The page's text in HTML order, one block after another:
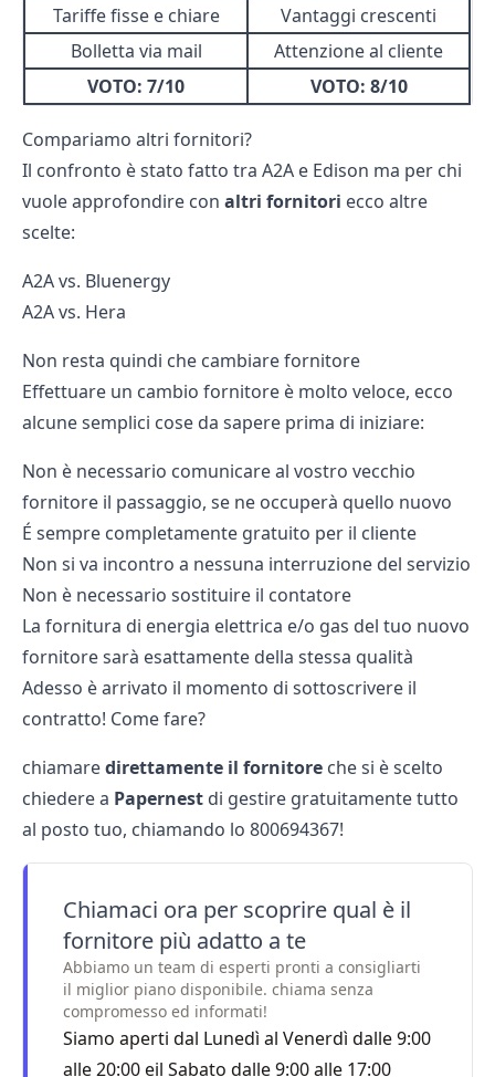
Tariffe fisse e chiare
Vantaggi crescenti
Bolletta via mail
Attenzione al cliente
VOTO: 7/10 VOTO: 8/10
Compariamo altri fornitori?
Il confronto è stato fatto tra A2A e Edison ma per chi
vuole approfondire con altri fornitori ecco altre
scelte:
A2A vs. Bluenergy
A2A vs. Hera
Non resta quindi che cambiare fornitore
Effettuare un cambio fornitore è molto veloce, ecco
alcune semplici cose da sapere prima di iniziare:
Non è necessario comunicare al vostro vecchio
fornitore il passaggio, se ne occuperà quello nuovo
É sempre completamente gratuito per il cliente
Non si va incontro a nessuna interruzione del servizio
Non è necessario sostituire il contatore
La fornitura di energia elettrica e/o gas del tuo nuovo
fornitore sarà esattamente della stessa qualità
Adesso è arrivato il momento di sottoscrivere il
contratto! Come fare?
chiamaredirettamente il fornitore che si è scelto
chiedere a Papernest di gestire gratuitamente tutto
al posto tuo, chiamando lo 800694367!
Chiamaci ora per scoprire qual è il
fornitore più adatto a te
Abbiamo un team di esperti pronti a consigliarti
il miglior piano disponibile. chiama senza
compromesso ed informati!
Siamo aperti dal Lunedì al Venerdì dalle 9:00
alle 20:00 eil Sabato dalle 9:00 alle 17:00